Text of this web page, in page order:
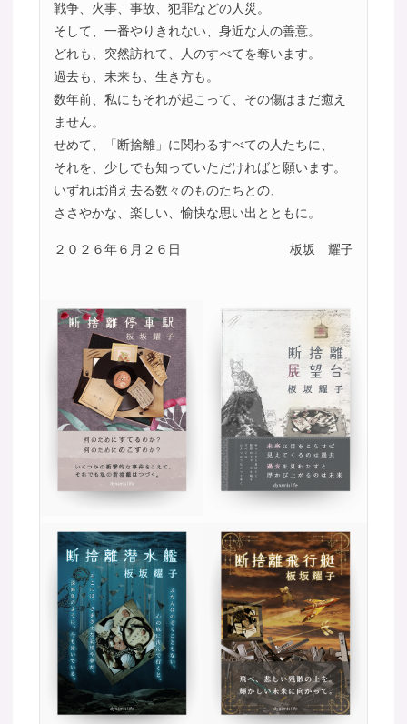
戦争、火事、事故、犯罪などの人災。
そして、一番やりきれない、身近な人の善意。
どれも、突然訪れて、人のすべてを奪います。
過去も、未来も、生き方も。
数年前、私にもそれが起こって、その傷はまだ癒え
ません。
せめて、「断捨離」に関わるすべての人たちに、
それを、少しでも知っていただければと願います。
いずれは消え去る数々のものたちとの、
ささやかな、楽しい、愉快な思い出とともに。
２０２６年６月２６日 板坂 耀子